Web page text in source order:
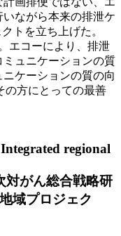
ながら本来の排泄ケ
トを立ち上げた。
エコーにより、排泄
ュニケーションの質
ケーションの質の向
の方にとっての最善
regional
対がん総合戦略研
域プロジェク